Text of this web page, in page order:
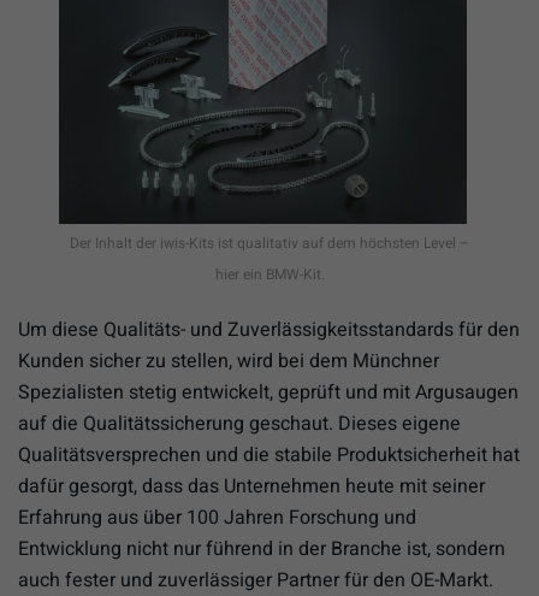
Der Inhalt der iwis-Kits ist qualitativ auf dem höchsten Level –
hier ein BMW-Kit.
Um diese Qualitäts- und Zuverlässigkeitsstandards für den
Kunden sicher zu stellen, wird bei dem Münchner
Spezialisten stetig entwickelt, geprüft und mit Argusaugen
auf die Qualitätssicherung geschaut. Dieses eigene
Qualitätsversprechen und die stabile Produktsicherheit hat
dafür gesorgt, dass das Unternehmen heute mit seiner
Erfahrung aus über 100 Jahren Forschung und
Entwicklung nicht nur führend in der Branche ist, sondern
auch fester und zuverlässiger Partner für den OE-Markt.